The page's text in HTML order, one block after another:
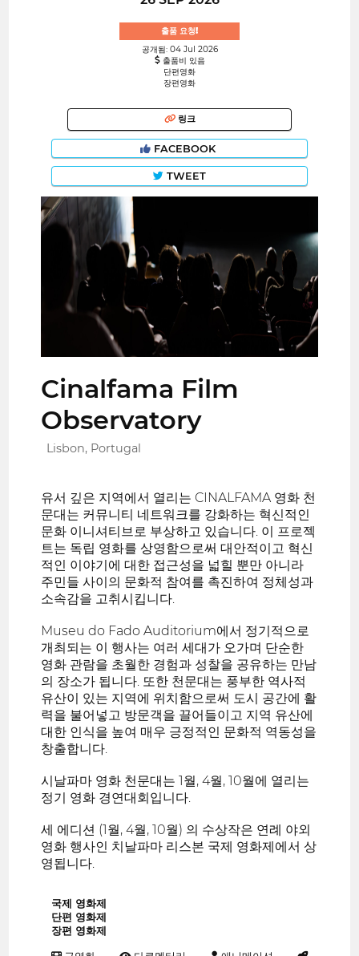
출품 요청!
공개됨: 04 Jul 2026
출품비 있음
단편영화
장편영화
링크
FACEBOOK
TWEET
Cinalfama Film
Observatory
Lisbon, Portugal
유서 깊은 지역에서 열리는 CINALFAMA 영화 천
문대는 커뮤니티 네트워크를 강화하는 혁신적인
문화 이니셔티브로 부상하고 있습니다. 이 프로젝
트는 독립 영화를 상영함으로써 대안적이고 혁신
적인 이야기에 대한 접근성을 넓힐 뿐만 아니라
주민들 사이의 문화적 참여를 촉진하여 정체성과
소속감을 고취시킵니다.
Museu do Fado Auditorium에서 정기적으로
개최되는 이 행사는 여러 세대가 오가며 단순한
영화 관람을 초월한 경험과 성찰을 공유하는 만남
의 장소가 됩니다. 또한 천문대는 풍부한 역사적
유산이 있는 지역에 위치함으로써 도시 공간에 활
력을 불어넣고 방문객을 끌어들이고 지역 유산에
대한 인식을 높여 매우 긍정적인 문화적 역동성을
창출합니다.
시날파마 영화 천문대는 1월, 4월, 10월에 열리는
정기 영화 경연대회입니다.
세 에디션 (1월, 4월, 10월) 의 수상작은 연례 야외
영화 행사인 치날파마 리스본 국제 영화제에서 상
영됩니다.
국제 영화제
단편 영화제
장편 영화제